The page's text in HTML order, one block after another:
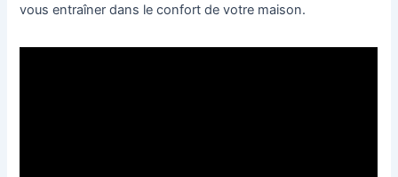
vous entraîner dans le confort de votre maison.